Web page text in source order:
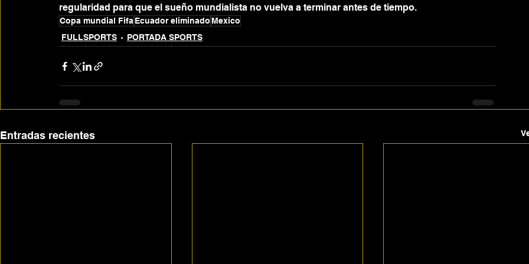
regularidad para que el sueño mundialista no vuelva a terminar antes de tiempo.
Copa mundial Fifa Ecuador eliminado Mexico
FULLSPORTS
PORTADA SPORTS
Entradas recientes